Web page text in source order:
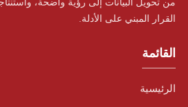
من تحويل البيانات إلى رؤية واضحة،
القرار المبني على الأدلة.
القائمة
الرئيسية